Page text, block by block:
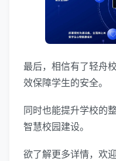
最后，相信有了轻舟
效保障学生的安全。
同时也能提升学校的
智慧校园建设。
欲了解更多详情，欢